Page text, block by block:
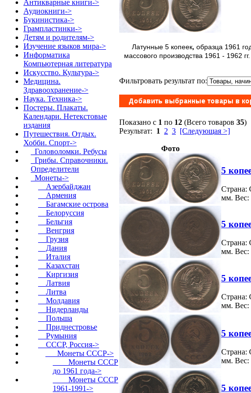
Антикварные книги->
Аудиокниги->
Букинистика->
Грампластинки->
Детям и родителям->
Изучение языков мира->
Информатика
Компьютерная литература
Искусство. Культура->
Медицина.
Здравоохранение->
Наука. Техника->
Постеры. Плакаты.
Календари. Нетекстовые
издания
Путешествия. Отдых.
Хобби. Спорт->
Головоломки. Ребусы
Грибы. Справочники.
Определители
Монеты->
Азербайджан
Армения
Багамские острова
Белоруссия
Бельгия
Венгрия
Грузия
Дания
Италия
Казахстан
Киргизия
Латвия
Литва
Молдавия
Нидерланды
Польша
Приднестровье
Румыния
СССР, Россия->
Монеты СССР->
Монеты СССР
до 1961 года->
Монеты СССР
1961-1991->
Латунные 5 копеек, образца 1961
массового производства 1961 - 1962
Фильтровать результат по:
Показано с 1 по 12 (Всего товаров 35)
Результат: 1 2 3 [Следующая >]
Фото
5
Страна:
мм. Вес:
5
Страна:
мм. Вес:
5
Страна:
мм. Вес:
5
Страна:
мм. Вес:
5